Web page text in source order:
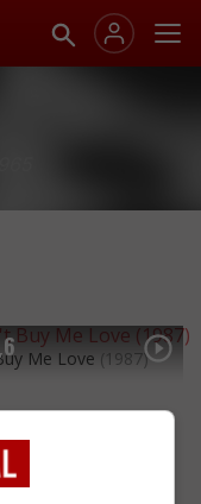
6 Me Love (1987)